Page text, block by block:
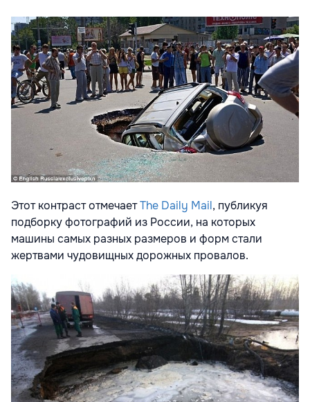
Этот контраст отмечаетThe Daily Mail, публикуя
подборку фотографий из России, на которых
машины самых разных размеров и форм стали
жертвами чудовищных дорожных провалов.